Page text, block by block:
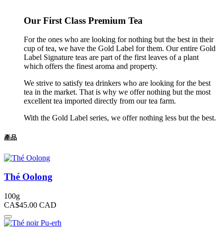
Our First Class Premium Tea
For the ones who are looking for nothing but the best in their
cup of tea, we have the Gold Label for them. Our entire Gold
Label Signature teas are part of the first leaves of a plant
which offers the finest aroma and property.
We strive to satisfy tea drinkers who are looking for the best
tea in the market. That is why we offer nothing but the most
excellent tea imported directly from our tea farm.
With the Gold Label series, we offer nothing less but the best.
產品
Thé Oolong
100g
CA$45.00 CAD